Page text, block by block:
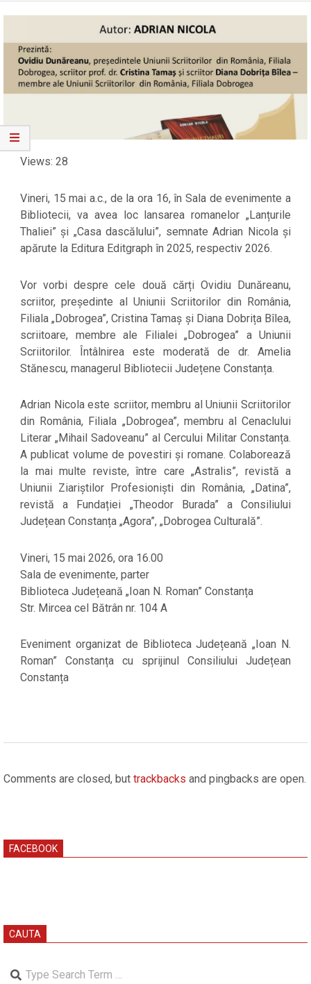
Views: 28
Vineri, 15 mai a.c., de la ora 16, în Sala de evenimente a
Bibliotecii, va avea loc lansarea romanelor „Lanțurile
Thaliei” și „Casa dascălului”, semnate Adrian Nicola și
apărute la Editura Editgraph în 2025, respectiv 2026.
Vor vorbi despre cele două cărți Ovidiu Dunăreanu,
scriitor, președinte al Uniunii Scriitorilor din România,
Filiala „Dobrogea”, Cristina Tamaș și Diana Dobrița Bîlea,
scriitoare, membre ale Filialei „Dobrogea” a Uniunii
Scriitorilor. Întâlnirea este moderată de dr. Amelia
Stănescu, managerul Bibliotecii Județene Constanța.
Adrian Nicola este scriitor, membru al Uniunii Scriitorilor
din România, Filiala „Dobrogea”, membru al Cenaclului
Literar „Mihail Sadoveanu” al Cercului Militar Constanța.
A publicat volume de povestiri și romane. Colaborează
la mai multe reviste, între care „Astralis”, revistă a
Uniunii Ziariștilor Profesioniști din România, „Datina”,
revistă a Fundației „Theodor Burada” a Consiliului
Județean Constanța „Agora”, „Dobrogea Culturală”.
Vineri, 15 mai 2026, ora 16.00
Sala de evenimente, parter
Biblioteca Județeană „Ioan N. Roman” Constanța
Str. Mircea cel Bătrân nr. 104 A
Eveniment organizat de Biblioteca Județeană „Ioan N.
Roman” Constanța cu sprijinul Consiliului Județean
Constanța
11
Comments are closed, but trackbacks and pingbacks are open.
FACEBOOK
CAUTA
Search